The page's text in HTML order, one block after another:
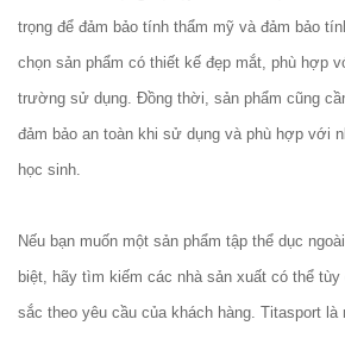
trọng để đảm bảo tính thẩm mỹ và đảm bảo
chọn sản phẩm có thiết kế đẹp mắt, phù hợp
trường sử dụng. Đồng thời, sản phẩm cũng
đảm bảo an toàn khi sử dụng và phù hợp với
học sinh.
Nếu bạn muốn một sản phẩm tập thể dục
biệt, hãy tìm kiếm các nhà sản xuất có thể
sắc theo yêu cầu của khách hàng. Titasport